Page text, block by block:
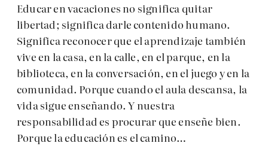
Educar en vacaciones no significa quitar
libertad; significa darle contenido humano.
Significa reconocer que el aprendizaje también
vive en la casa, en la calle, en el parque, en la
biblioteca, en la conversación, en el juego y en la
comunidad. Porque cuando el aula descansa, la
vida sigue enseñando. Y nuestra
responsabilidad es procurar que enseñe bien.
Porque la educación es el camino…